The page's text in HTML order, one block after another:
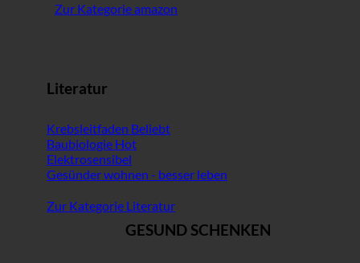
Zur Kategorie amazon
Literatur
Krebsleitfaden
Baubiologie
Elektrosensibel
Gesünder wohnen - besser leben
Zur Kategorie Literatur
GESUND SCHENKEN